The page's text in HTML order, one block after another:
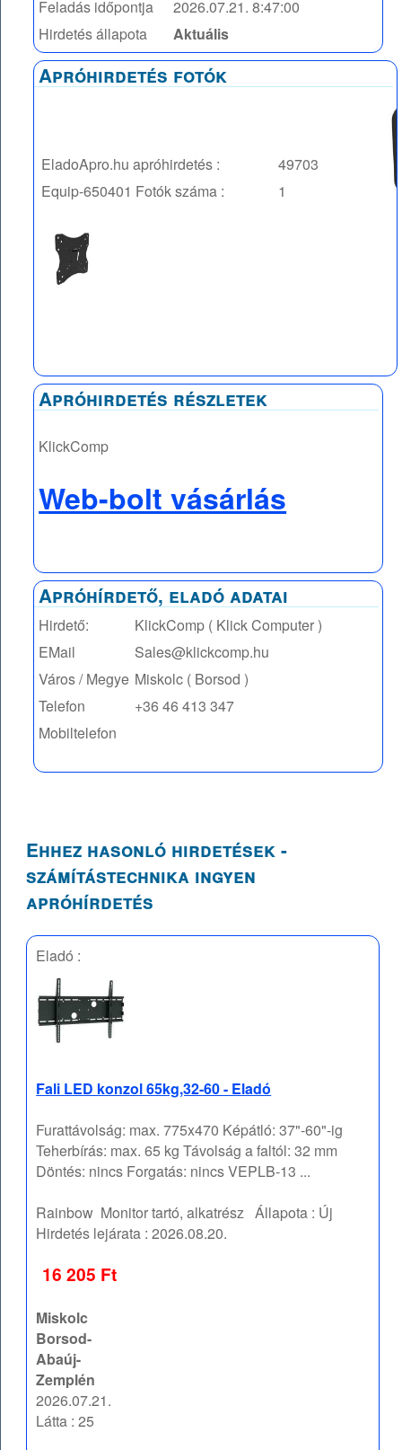
Feladás időpontja
2026.07.21. 8:47:00
Hirdetés állapota
Aktuális
Apróhirdetés fotók
EladoApro.hu apróhirdetés :
49703
Equip-650401 Fotók száma : 1
Apróhirdetés részletek
KlickComp
Web-bolt vásárlás
Apróhírdető, eladó adatai
Hirdető:
KlickComp ( Klick Computer )
EMail
Sales@klickcomp.hu
Város / Megye Miskolc ( Borsod )
Telefon
+36 46 413 347
Mobiltelefon
Ehhez hasonló hirdetések -
számítástechnika ingyen
apróhírdetés
Eladó :
Fali LED konzol 65kg,32-60 - Eladó
Furattávolság: max. 775x470 Képátló: 37"-60"-ig
Teherbírás: max. 65 kg Távolság a faltól: 32 mm
Döntés: nincs Forgatás: nincs VEPLB-13 ...
Rainbow Monitor tartó, alkatrész Állapota : Új
Hirdetés lejárata :2026.08.20.
16 205 Ft
Miskolc
Borsod-
Abaúj-
Zemplén
2026.07.21.
Látta : 25